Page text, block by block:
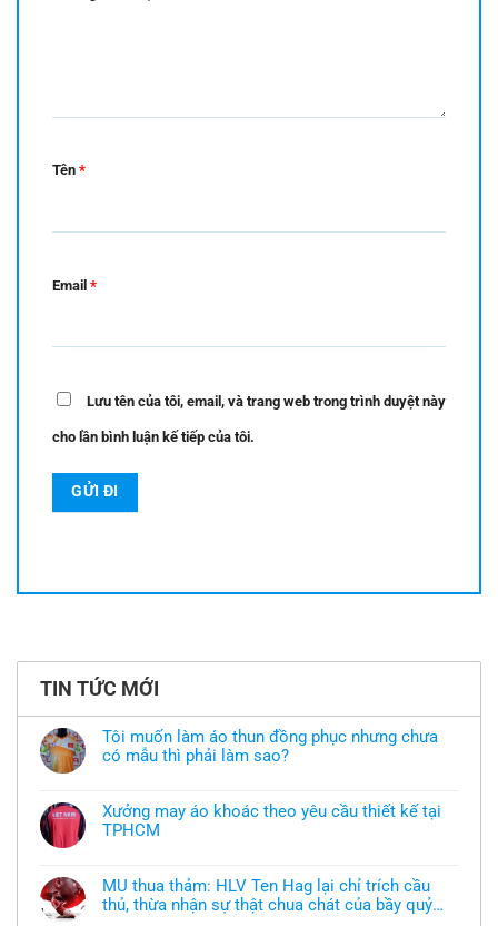
Tên *
Email *
Lưu tên của tôi, email, và trang web trong trình duyệt này
cho lần bình luận kế tiếp của tôi.
TIN TỨC MỚI
Tôi muốn làm áo thun đồng phục nhưng chưa
có mẫu thì phải làm sao?
bình
luận
ở
áo
thun
đồng
Xưởng may áo khoác theo yêu cầu thiết kế tại
TPHCM
bình
luận
ở
Xưởng
MU thua thảm: HLV Ten Hag lại chỉ trích cầu
thủ, thừa nhận sự thật chua chát của bầy quỷ